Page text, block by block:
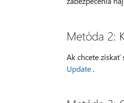
Metóda 2:
Ak chcete
Update.